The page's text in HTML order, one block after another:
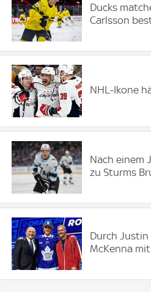
Ducks
Carlsson
NHL-Ikone
Nach einem
zu Sturms
Durch
McKenna